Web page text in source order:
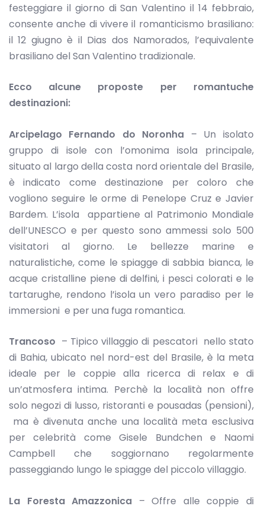
festeggiare il giorno di San Valentino il 14 febbraio,
consente anche di vivere il romanticismo brasiliano:
il 12 giugno è il Dias dos Namorados, l’equivalente
brasiliano del San Valentino tradizionale.
Ecco alcune proposte per romantuche
destinazioni:
Arcipelago Fernando do Noronha – Un isolato
gruppo di isole con l’omonima isola principale,
situato al largo della costa nord orientale del Brasile,
è indicato come destinazione per coloro che
vogliono seguire le orme di Penelope Cruz e Javier
Bardem. L’isola appartiene al Patrimonio Mondiale
dell’UNESCO e per questo sono ammessi solo 500
visitatori al giorno. Le bellezze marine e
naturalistiche, come le spiagge di sabbia bianca, le
acque cristalline piene di delfini, i pesci colorati e le
tartarughe, rendono l’isola un vero paradiso per le
immersioni e per una fuga romantica.
Trancoso – Tipico villaggio di pescatori nello stato
di Bahia, ubicato nel nord-est del Brasile, è la meta
ideale per le coppie alla ricerca di relax e di
un’atmosfera intima. Perchè la località non offre
solo negozi di lusso, ristoranti e pousadas (pensioni),
ma è divenuta anche una località meta esclusiva
per celebrità come Gisele Bundchen e Naomi
Campbell che soggiornano regolarmente
passeggiando lungo le spiagge del piccolo villaggio.
La Foresta Amazzonica – Offre alle coppie di